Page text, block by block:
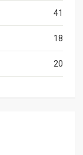
41
18
20